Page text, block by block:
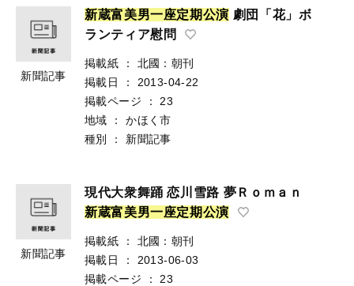
新聞記事
新蔵富美男一座定期公演 劇団「花」ボ
ランティア慰問
掲載紙 ：
北國：朝刊
掲載日
：
2013-04-22
掲載ページ
：
23
地域
：
かほく市
種別
： 新聞記事
新聞記事
現代大衆舞踊 恋川雪路 夢Ｒｏｍａｎ
新蔵富美男一座定期公演
掲載紙 ：
北國：朝刊
掲載日
：
2013-06-03
掲載ページ
：
23